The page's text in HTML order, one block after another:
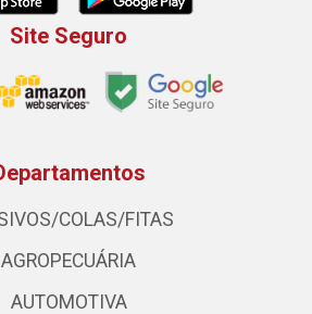
Site Seguro
COLAS/FITAS
AGROPECUÁRIA
AUTOMOTIVA